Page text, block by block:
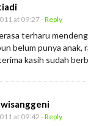
at 09:27- Reply
terharu
belum punya anak,
kasih sudah
at 09:42 - Reply